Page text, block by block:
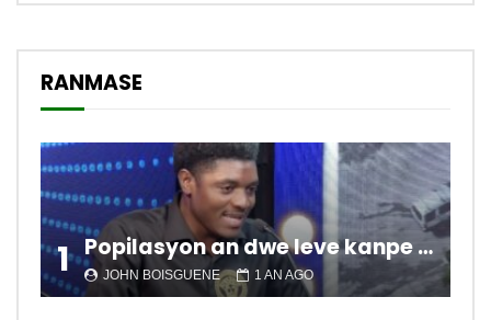
RANMASE
1 Popilasyon an dwe leve kanpe pou chanje sitiyasyon kawotik l’ap viv nan peyi a.
JOHN BOISGUENE 1 AN AGO